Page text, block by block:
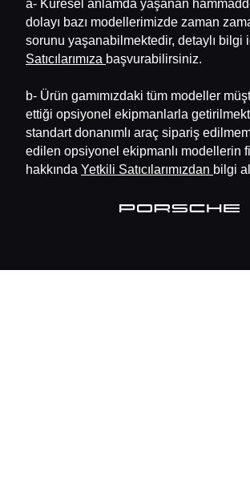
a- Küresel anlamda yaşanan
dolayı bazı modellerimizde zaman
sorunu yaşanabilmektedir, detaylı bilgi
Satıcılarımıza başvurabilirsiniz.
b- Ürün gamımızdaki tüm modeller
ettiği opsiyonel ekipmanlarla
standart donanımlı araç sipariş
edilen opsiyonel ekipmanlı modellerin
hakkında Yetkili Satıcılarımızdan bilgi